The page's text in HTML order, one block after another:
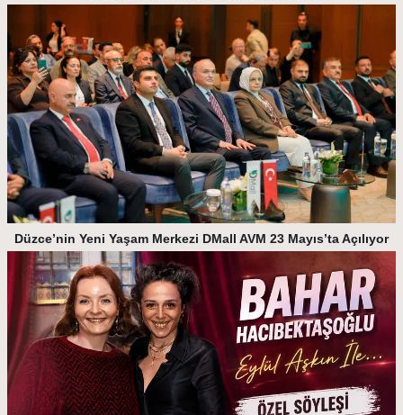
Düzce’nin Yeni Yaşam Merkezi DMall AVM 23 Mayıs’ta Açılıyor